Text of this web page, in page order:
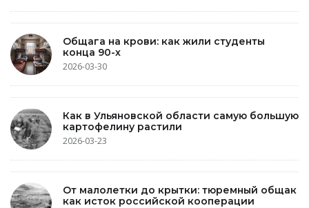
Общага на крови: как жили студенты
конца 90-х
2026-03-30
Как в Ульяновской области самую большую
картофелину растили
2026-03-23
От малолетки до крытки: тюремный общак
как исток российской кооперации